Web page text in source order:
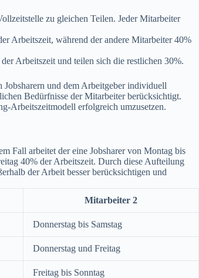
zu gleichen Teilen. Jeder Mitarbeiter
Arbeitszeit, während der andere Mitarbeiter 40%
Arbeitszeit und teilen sich die restlichen 30%.
und dem Arbeitgeber individuell
Bedürfnisse der Mitarbeiter berücksichtigt.
Arbeitszeitmodell erfolgreich umzusetzen.
Fall arbeitet der eine Jobsharer von Montag bis
40% der Arbeitszeit. Durch diese Aufteilung
der Arbeit besser berücksichtigen und
Mitarbeiter 2
Donnerstag bis Samstag
Donnerstag und Freitag
Freitag bis Sonntag